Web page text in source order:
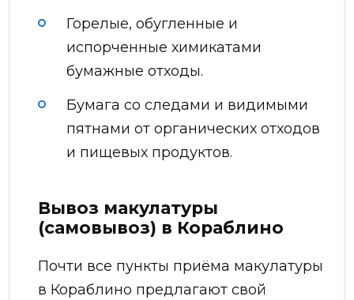
Горелые, обугленные и
испорченные химикатами
бумажные отходы.
Бумага со следами и видимыми
пятнами от органических отходов
и пищевых продуктов.
Вывоз макулатуры
(самовывоз) в Кораблино
Почти все пункты приёма макулатуры
в Кораблино предлагают свой